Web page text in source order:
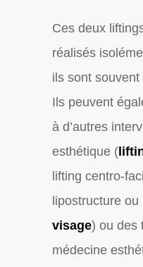
Ces deux
réalisés
ils sont
Ils peuvent
à d’autres
esthétique (
lifting centro-
lipostructure ou
visage) ou des
médecine